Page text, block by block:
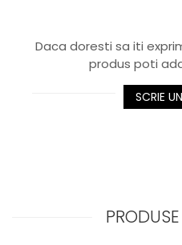
Daca doresti sa iti
produs poti
SCRIE